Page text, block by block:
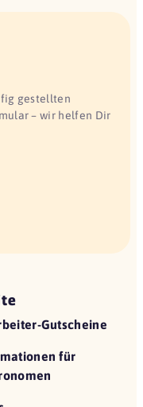
gestellten
– wir helfen Dir
Gutscheine
für